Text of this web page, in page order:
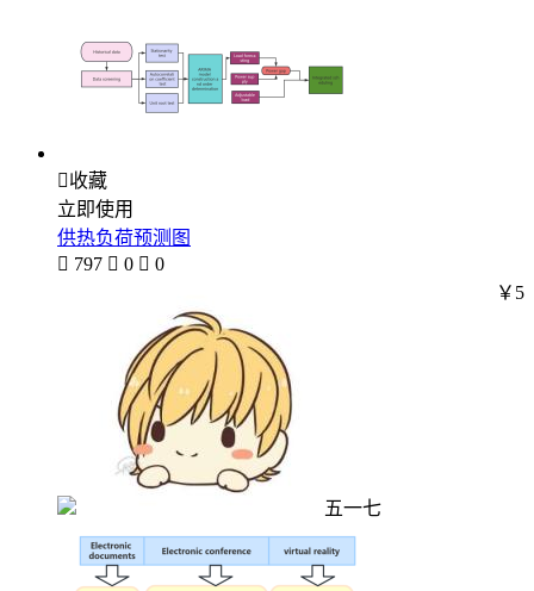
收藏
立即使用
供热负荷预测图
 797  0  0
五一七
￥5